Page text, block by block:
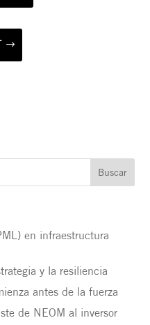
en infraestructura
y la resiliencia
antes de la fuerza
de NEOM al inversor